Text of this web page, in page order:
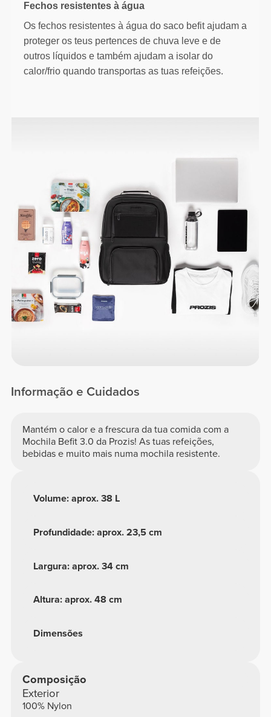
Fechos resistentes à água
Os fechos resistentes à água do saco befit ajudam a
proteger os teus pertences de chuva leve e de
outros líquidos e também ajudam a isolar do
calor/frio quando transportas as tuas refeições.
Informação e Cuidados
Mantém o calor e a frescura da tua comida com a
Mochila Befit 3.0 da Prozis! As tuas refeições,
bebidas e muito mais numa mochila resistente.
Dimensões
Altura: aprox. 48 cm
Largura: aprox. 34 cm
Profundidade: aprox. 23,5 cm
Volume: aprox. 38 L
Composição
Exterior
100% Nylon